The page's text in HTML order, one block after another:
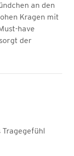
an den
Kragen mit
have
der
Tragegefühl